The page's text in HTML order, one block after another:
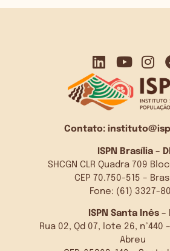
Contato:
ISPN Brasília –
SHCGN CLR Quadra 709
CEP 70.750-515 –
Fone: (61) 3327-
ISPN Santa Inês –
Rua 02, Qd 07, lote 26, n°440
Abreu